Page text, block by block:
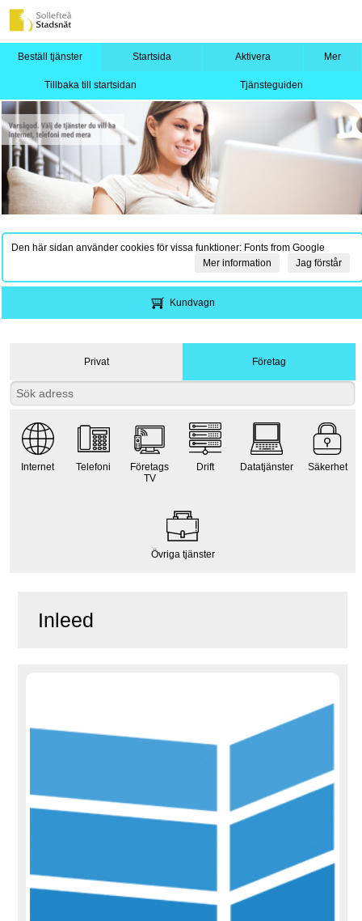
Beställ tjänster Startsida Aktivera Mer
Tillbaka till startsidan Tjänsteguiden
Den här sidan använder cookies för vissa funktioner: Fonts from Google
Jag förstår
Mer information
Kundvagn
Privat Företag
Internet Telefoni
Företags
TV
Drift Datatjänster Säkerhet
Övriga tjänster
Inleed